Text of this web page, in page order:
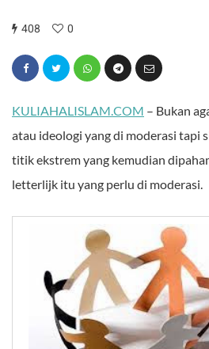
408 0
KULIAHALISLAM.COM – Bukan
atau ideologi yang di moderasi tapi
titik ekstrem yang kemudian
letterlijk itu yang perlu di moderasi.